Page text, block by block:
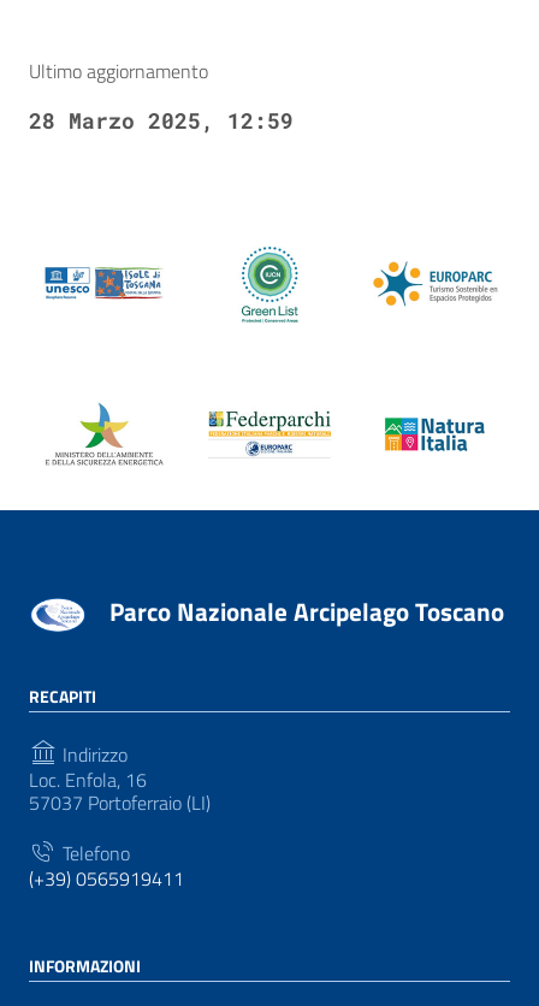
Ultimo aggiornamento
28 Marzo 2025, 12:59
Parco Nazionale Arcipelago Toscano
RECAPITI
Indirizzo
Loc. Enfola, 16
57037 Portoferraio (LI)
Telefono
(+39) 0565919411
INFORMAZIONI